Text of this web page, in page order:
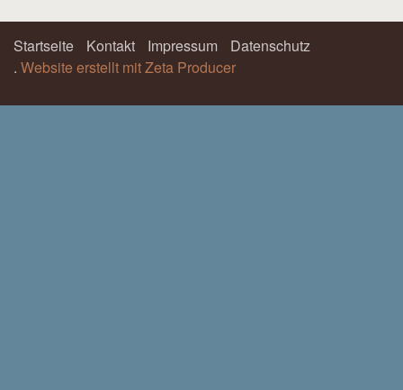
Startseite Kontakt Impressum
Datenschutz
. Website erstellt mit Zeta Producer